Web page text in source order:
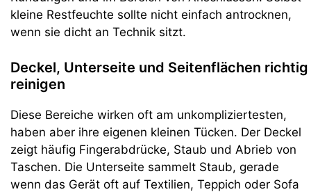
kleine Restfeuchte sollte nicht einfach antrocknen,
wenn sie dicht an Technik sitzt.
Deckel, Unterseite und Seitenflächen richtig
reinigen
Diese Bereiche wirken oft am unkompliziertesten,
haben aber ihre eigenen kleinen Tücken. Der Deckel
zeigt häufig Fingerabdrücke, Staub und Abrieb von
Taschen. Die Unterseite sammelt Staub, gerade
wenn das Gerät oft auf Textilien, Teppich oder Sofa